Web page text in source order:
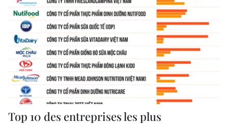
Top 10 des entreprises les plus